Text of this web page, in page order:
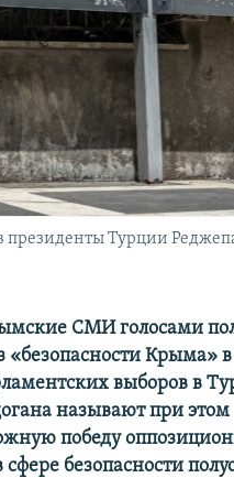
Турции
СМИ голосами
«безопасности Крыма» в
выборов в
называют при этом
победу
безопасности